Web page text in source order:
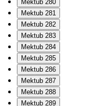
Mektub 280
Mektub 281
Mektub 282
Mektub 283
Mektub 284
Mektub 285
Mektub 286
Mektub 287
Mektub 288
Mektub 289